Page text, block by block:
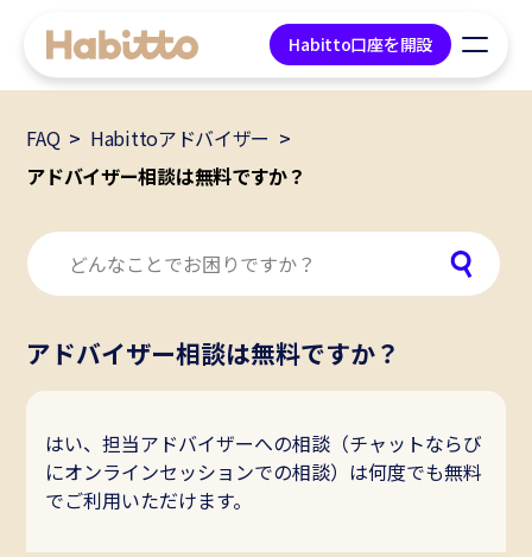
Habitto口座を開設
貯蓄口座
デビットカード
マネープラン相談
会社情報
コンテンツ
ツール
FAQ
Habittoアドバイザー
アドバイザー相談は無料ですか？
アドバイザー相談は無料ですか？
はい、担当アドバイザーへの相談（チャットならび
にオンラインセッションでの相談）は何度でも無料
でご利用いただけます。